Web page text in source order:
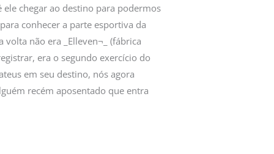
ele chegar ao destino para podermos
conhecer a parte esportiva da
não era _Elleven¬_ (fábrica
era o segundo exercício do
em seu destino, nós agora
recém aposentado que entra